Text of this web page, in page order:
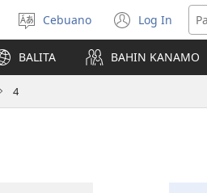
Pagpilig
pinulongan
Cebuano Log In
(mo-
open
ug
bag-
window)
BALITA BAHIN KANAMO
4